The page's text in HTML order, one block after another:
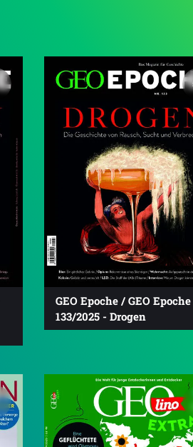
GEO Epoche / GEO Epoche
133/2025 - Drogen